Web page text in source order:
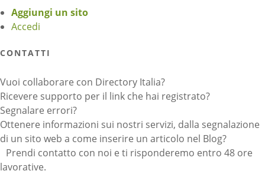
Aggiungi un sito
Accedi
CONTATTI
Vuoi collaborare con Directory Italia?
Ricevere supporto per il link che hai registrato?
Segnalare errori?
Ottenere informazioni sui nostri servizi, dalla segnalazione
di un sito web a come inserire un articolo nel Blog?
Prendi contatto con noi e ti risponderemo entro 48 ore
lavorative.